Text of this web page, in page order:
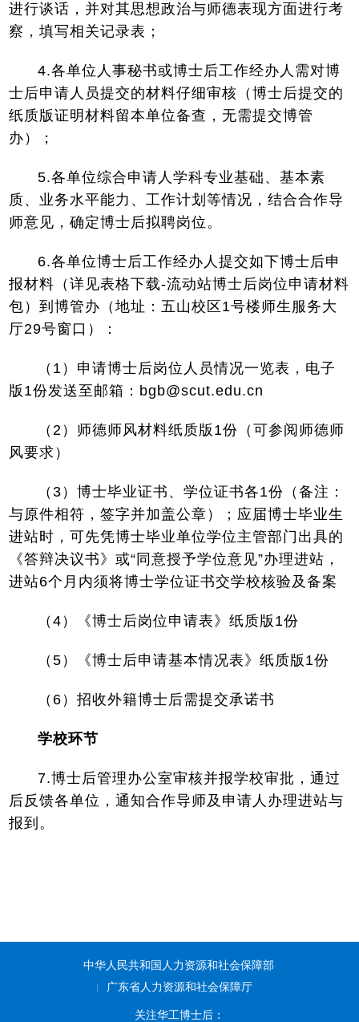
进行谈话，并对其思想政治与师德表现方面进行考
察，填写相关记录表；
4.各单位人事秘书或博士后工作经办人需对博
士后申请人员提交的材料仔细审核（博士后提交的
纸质版证明材料留本单位备查，无需提交博管
办）；
5.各单位综合申请人学科专业基础、基本素
质、业务水平能力、工作计划等情况，结合合作导
师意见，确定博士后拟聘岗位。
6.各单位博士后工作经办人提交如下博士后申
报材料（详见表格下载-流动站博士后岗位申请材料
包）到博管办（地址：五山校区1号楼师生服务大
厅29号窗口）：
（1）申请博士后岗位人员情况一览表，电子
版1份发送至邮箱：bgb@scut.edu.cn
（2）师德师风材料纸质版1份（可参阅师德师
风要求）
（3）博士毕业证书、学位证书各1份（备注：
与原件相符，签字并加盖公章）；应届博士毕业生
进站时，可先凭博士毕业单位学位主管部门出具的
《答辩决议书》或“同意授予学位意见”办理进站，
进站6个月内须将博士学位证书交学校核验及备案
（4）《博士后岗位申请表》纸质版1份
（5）《博士后申请基本情况表》纸质版1份
（6）招收外籍博士后需提交承诺书
学校环节
7.博士后管理办公室审核并报学校审批，通过
后反馈各单位，通知合作导师及申请人办理进站与
报到。
中华人民共和国人力资源和社会保障部
广东省人力资源和社会保障厅
关注华工博士后：